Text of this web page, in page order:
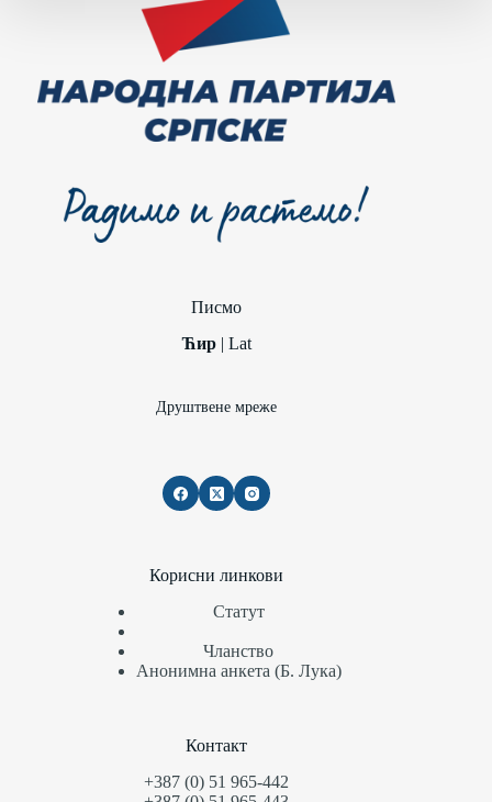
Писмо
Ћир| Lat
Друштвене мреже
Корисни линкови
Статут
Чланство
Анонимна анкета (Б. Лука)
Контакт
+387 (0) 51 965-442